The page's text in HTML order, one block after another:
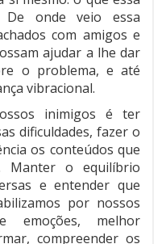
De onde veio essa
com amigos e
ajudar a lhe dar
o problema, e até
vibracional.
inimigos é ter
dificuldades, fazer o
os conteúdos que
Manter o equilíbrio
e entender que
por nossos
emoções, melhor
compreender os